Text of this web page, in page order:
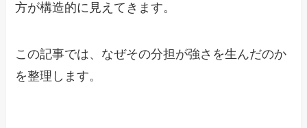
方が構造的に見えてきます。
この記事では、なぜその分担が強さを生んだのか
を整理します。